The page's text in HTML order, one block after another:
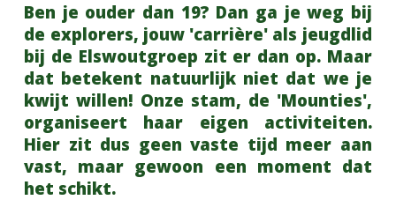
Ben je ouder dan 19? Dan ga je weg bij
de explorers, jouw 'carrière' als jeugdlid
bij de Elswoutgroep zit er dan op. Maar
dat betekent natuurlijk niet dat we je
kwijt willen! Onze stam, de 'Mounties',
organiseert haar eigen activiteiten.
Hier zit dus geen vaste tijd meer aan
vast, maar gewoon een moment dat
het schikt.